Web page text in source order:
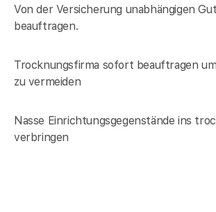
Von der Versicherung unabhängigen
beauftragen.
Trocknungsfirma sofort beauftragen
zu vermeiden
Nasse Einrichtungsgegenstände ins
verbringen